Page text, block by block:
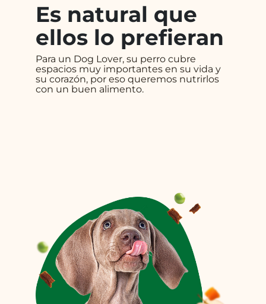
Es natural que
ellos lo prefieran
Para un Dog Lover, su perro cubre
espacios muy importantes en su vida y
su corazón, por eso queremos nutrirlos
con un buen alimento.